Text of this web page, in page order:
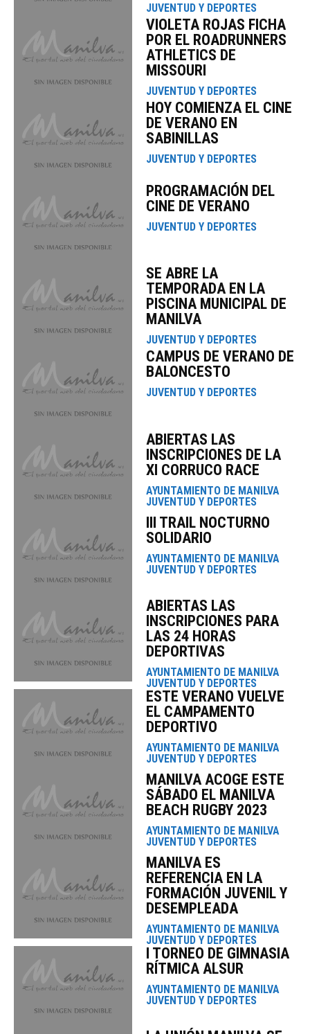
JUVENTUD Y DEPORTES
VIOLETA ROJAS FICHA
POR EL ROADRUNNERS
ATHLETICS DE
MISSOURI
JUVENTUD Y DEPORTES
HOY COMIENZA EL CINE
DE VERANO EN
SABINILLAS
JUVENTUD Y DEPORTES
PROGRAMACIÓN DEL
CINE DE VERANO
JUVENTUD Y DEPORTES
SE ABRE LA
TEMPORADA EN LA
PISCINA MUNICIPAL DE
MANILVA
JUVENTUD Y DEPORTES
CAMPUS DE VERANO DE
BALONCESTO
JUVENTUD Y DEPORTES
ABIERTAS LAS
INSCRIPCIONES DE LA
XI CORRUCO RACE
AYUNTAMIENTO DE MANILVA
JUVENTUD Y DEPORTES
III TRAIL NOCTURNO
SOLIDARIO
AYUNTAMIENTO DE MANILVA
JUVENTUD Y DEPORTES
ABIERTAS LAS
INSCRIPCIONES PARA
LAS 24 HORAS
DEPORTIVAS
AYUNTAMIENTO DE MANILVA
JUVENTUD Y DEPORTES
ESTE VERANO VUELVE
EL CAMPAMENTO
DEPORTIVO
AYUNTAMIENTO DE MANILVA
JUVENTUD Y DEPORTES
MANILVA ACOGE ESTE
SÁBADO EL MANILVA
BEACH RUGBY 2023
AYUNTAMIENTO DE MANILVA
JUVENTUD Y DEPORTES
MANILVA ES
REFERENCIA EN LA
FORMACIÓN JUVENIL Y
DESEMPLEADA
AYUNTAMIENTO DE MANILVA
JUVENTUD Y DEPORTES
I TORNEO DE GIMNASIA
RÍTMICA ALSUR
AYUNTAMIENTO DE MANILVA
JUVENTUD Y DEPORTES